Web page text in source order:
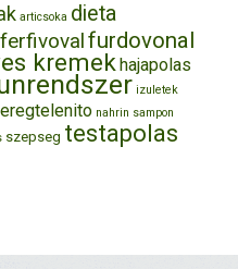
articsoka dieta
ferfivovalfurdovonal
kremek hajapolas
izuletek
nahrin sampon
szepseg testapolas